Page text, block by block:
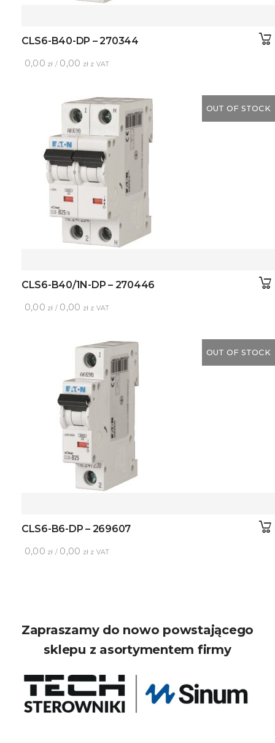
CLS6-B40-DP – 270344
0,00 zł / 0,00 zł z VAT
OUT OF STOCK
CLS6-B40/1N-DP – 270446
0,00 zł / 0,00 zł z VAT
OUT OF STOCK
CLS6-B6-DP – 269607
0,00 zł / 0,00 zł z VAT
Zapraszamy do nowo powstającego
sklepu z asortymentem firmy